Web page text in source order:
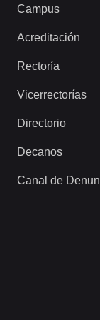
Campus
Acreditación
Rectoría
Vicerrectorías
Directorio
Decanos
Canal de